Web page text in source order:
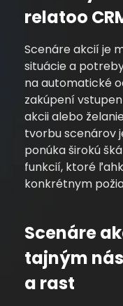
relatoo
Scenáre akcií je
situácie a
na automatické
zakúpení
akcii alebo
tvorbu scenárov
ponúka širokú
funkcií, ktoré
konkrétnym
Scenáre
tajným
a rast